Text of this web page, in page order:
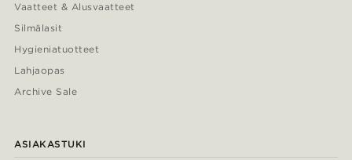
Vaatteet & Alusvaatteet
Silmälasit
Hygieniatuotteet
Lahjaopas
Archive Sale
ASIAKASTUKI